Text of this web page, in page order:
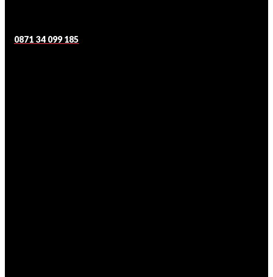
0871 34 099 185